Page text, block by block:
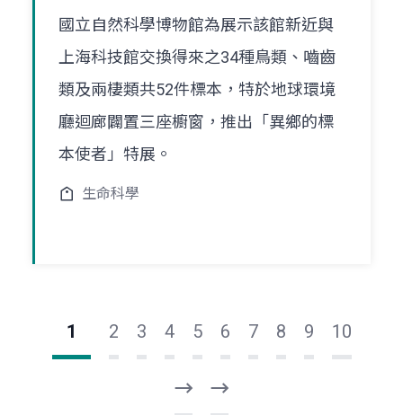
國立自然科學博物館為展示該館新近與
上海科技館交換得來之34種鳥類、嚙齒
類及兩棲類共52件標本，特於地球環境
廳迴廊闢置三座櫥窗，推出「異鄉的標
本使者」特展。
生命科學
1 2 3 4 5 6 7 8 9 10